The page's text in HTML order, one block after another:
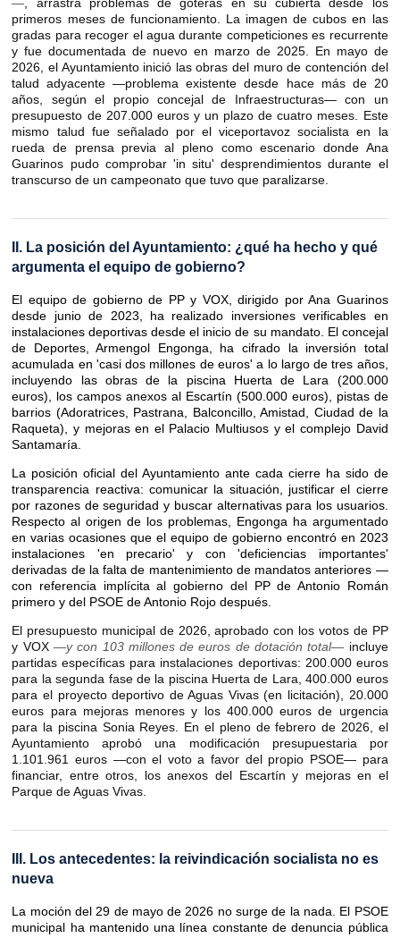
—, arrastra problemas de goteras en su cubierta desde los
primeros meses de funcionamiento. La imagen de cubos en las
gradas para recoger el agua durante competiciones es recurrente
y fue documentada de nuevo en marzo de 2025. En mayo de
2026, el Ayuntamiento inició las obras del muro de contención del
talud adyacente —problema existente desde hace más de 20
años, según el propio concejal de Infraestructuras— con un
presupuesto de 207.000 euros y un plazo de cuatro meses. Este
mismo talud fue señalado por el viceportavoz socialista en la
rueda de prensa previa al pleno como escenario donde Ana
Guarinos pudo comprobar 'in situ' desprendimientos durante el
transcurso de un campeonato que tuvo que paralizarse.
II. La posición del Ayuntamiento: ¿qué ha hecho y qué
argumenta el equipo de gobierno?
El equipo de gobierno de PP y VOX, dirigido por Ana Guarinos
desde junio de 2023, ha realizado inversiones verificables en
instalaciones deportivas desde el inicio de su mandato. El concejal
de Deportes, Armengol Engonga, ha cifrado la inversión total
acumulada en 'casi dos millones de euros' a lo largo de tres años,
incluyendo las obras de la piscina Huerta de Lara (200.000
euros), los campos anexos al Escartín (500.000 euros), pistas de
barrios (Adoratrices, Pastrana, Balconcillo, Amistad, Ciudad de la
Raqueta), y mejoras en el Palacio Multiusos y el complejo David
Santamaría.
La posición oficial del Ayuntamiento ante cada cierre ha sido de
transparencia reactiva: comunicar la situación, justificar el cierre
por razones de seguridad y buscar alternativas para los usuarios.
Respecto al origen de los problemas, Engonga ha argumentado
en varias ocasiones que el equipo de gobierno encontró en 2023
instalaciones 'en precario' y con 'deficiencias importantes'
derivadas de la falta de mantenimiento de mandatos anteriores —
con referencia implícita al gobierno del PP de Antonio Román
primero y del PSOE de Antonio Rojo después.
El presupuesto municipal de 2026, aprobado con los votos de PP
y VOX—y con 103 millones de euros de dotación total— incluye
partidas específicas para instalaciones deportivas: 200.000 euros
para la segunda fase de la piscina Huerta de Lara, 400.000 euros
para el proyecto deportivo de Aguas Vivas (en licitación), 20.000
euros para mejoras menores y los 400.000 euros de urgencia
para la piscina Sonia Reyes. En el pleno de febrero de 2026, el
Ayuntamiento aprobó una modificación presupuestaria por
1.101.961 euros —con el voto a favor del propio PSOE— para
financiar, entre otros, los anexos del Escartín y mejoras en el
Parque de Aguas Vivas.
III. Los antecedentes: la reivindicación socialista no es
nueva
La moción del 29 de mayo de 2026 no surge de la nada. El PSOE
municipal ha mantenido una línea constante de denuncia pública